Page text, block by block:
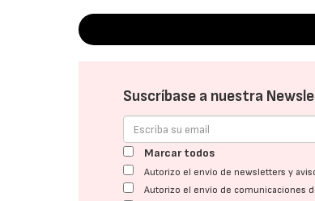
Suscríbase a nuestra
Marcar todos
Autorizo el envío de newsletters y
Autorizo el envío de comunicaciones